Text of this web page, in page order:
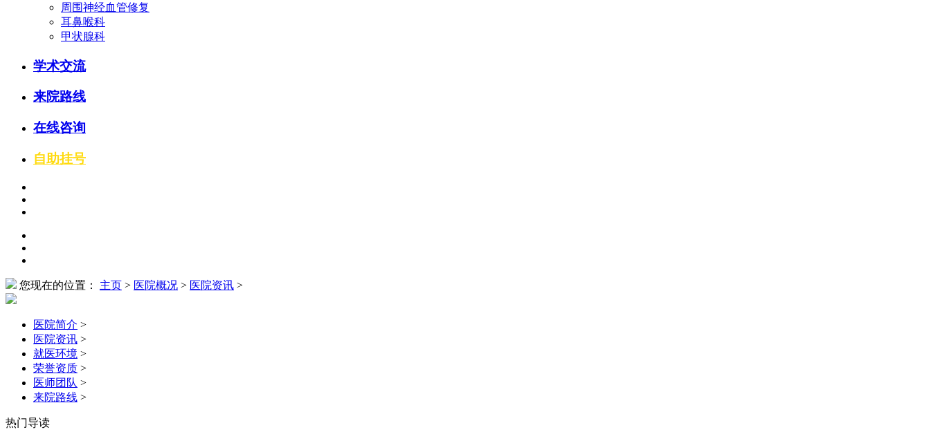
周围神经血管修复
耳鼻喉科
甲状腺科
学术交流
来院路线
在线咨询
自助挂号
您现在的位置： 主页 > 医院概况 > 医院资讯 >
医院简介 >
医院资讯 >
就医环境 >
荣誉资质 >
医师团队 >
来院路线 >
热门导读